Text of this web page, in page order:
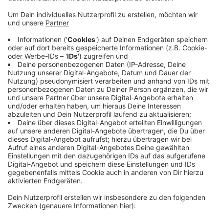
Anzeige
Etwa die Aufwertung des Zusammenflusses von
Düssel und Mettmanner Bach und der neue Steinzeit-
Spielplatz. Der neue Spielplatz besteht aus
natürlichen Rohstoffen; die Urzeitliche Gestaltung soll
die Fantasie anregen, heißt es vom Kreis. Als erstes
durften heute (24.06.) Schüler der Mettmanner
Grundschule Herrenhauser Straße den Spielplatz
stürmen.
Anzeige